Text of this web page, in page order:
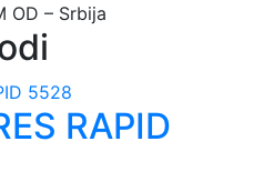
OD – Srbija
RAPID